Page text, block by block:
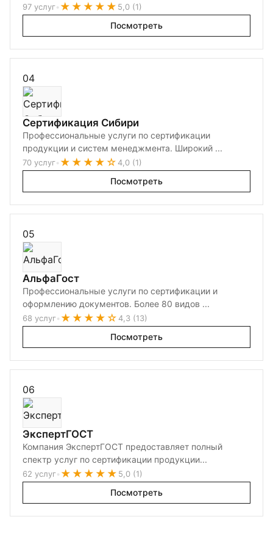
97 услуг• ★★★★★ 5,0 (1)
Посмотреть
04
Сертификация Сибири
Профессиональные услуги по сертификации
продукции и систем менеджмента. Широкий ...
70 услуг• ★★★★☆4,0 (1)
Посмотреть
05
АльфаГост
Профессиональные услуги по сертификации и
оформлению документов. Более 80 видов ...
68 услуг• ★★★★☆4,3 (13)
Посмотреть
06
ЭкспертГОСТ
Компания ЭкспертГОСТ предоставляет полный
спектр услуг по сертификации продукции...
62 услуг• ★★★★★ 5,0 (1)
Посмотреть